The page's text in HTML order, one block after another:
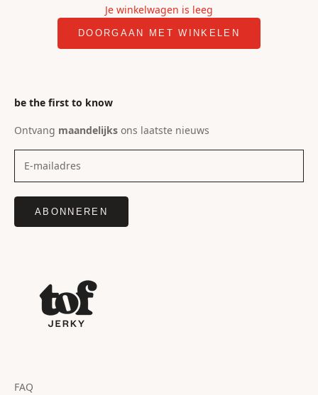
Je winkelwagen is leeg
DOORGAAN MET WINKELEN
be the first to know
Ontvang maandelijks ons laatste nieuws
ABONNEREN
FAQ